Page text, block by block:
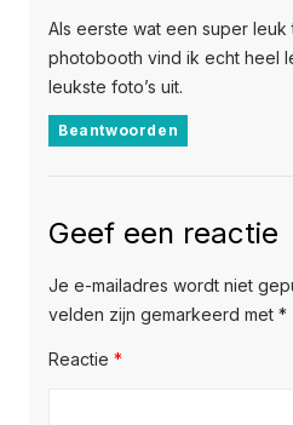
Als eerste wat een super leuk
photobooth vind ik echt heel
leukste foto’s uit.
Beantwoorden
Geef een reactie
Je e-mailadres wordt niet
velden zijn gemarkeerd met *
Reactie *